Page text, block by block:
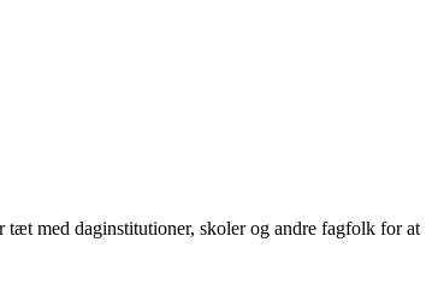
med daginstitutioner, skoler og andre fagfolk for at